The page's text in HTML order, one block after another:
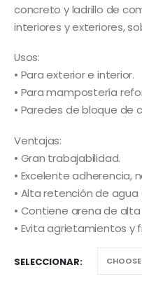
concreto y ladrillo de
interiores y exteriores,
Usos:
• Para exterior e interior.
• Para mampostería
• Paredes de bloque de
Ventajas:
• Gran trabajabilidad.
• Excelente adherencia,
• Alta retención de
• Contiene arena de
• Evita agrietamientos y
SELECCIONAR